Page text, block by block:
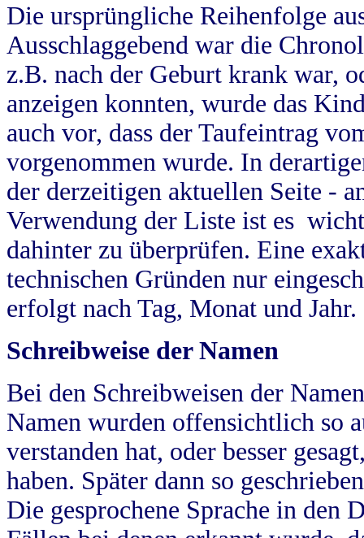
Die ursprüngliche Reihenfolge
Ausschlaggebend war die
z.B. nach der Geburt krank war,
anzeigen konnten, wurde das
auch vor, dass der Taufeintrag
vorgenommen wurde. In
der derzeitigen aktuellen Seite -
Verwendung der Liste ist es
dahinter zu überprüfen. Eine
technischen Gründen nur
erfolgt nach Tag, Monat und Jahr.
Schreibweise der Namen
Bei den Schreibweisen der
Namen wurden offensichtlich so
verstanden hat, oder besser
haben. Später dann so
Die gesprochene Sprache in